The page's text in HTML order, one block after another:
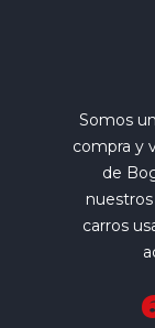
Somos
compra y
de
carros